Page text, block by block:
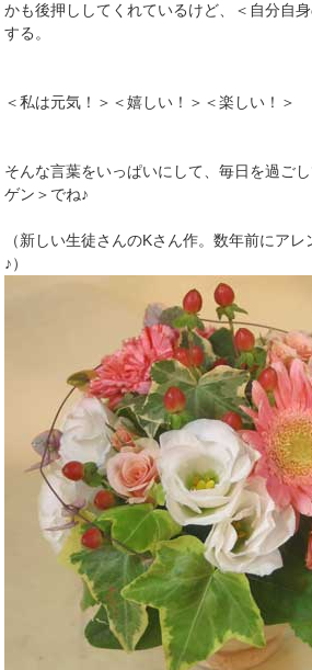
かも後押ししてくれているけど、＜自分自
する。
＜私は元気！＞＜嬉しい！＞＜楽しい！＞
そんな言葉をいっぱいにして、毎日を過ご
ゲン＞でね♪
（新しい生徒さんのKさん作。数年前にア
♪）